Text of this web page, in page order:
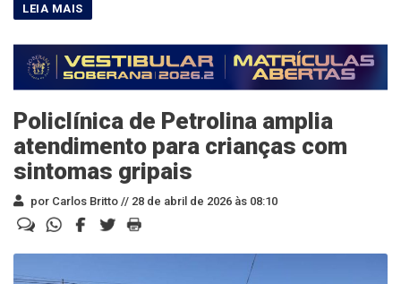
Policlínica de Petrolina amplia
atendimento para crianças com
sintomas gripais
por Carlos Britto // 28 de abril de 2026 às 08:10